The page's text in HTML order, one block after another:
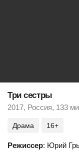
Три сестры
2017, Россия, 133
Драма 16+
Режиссер: Юрий